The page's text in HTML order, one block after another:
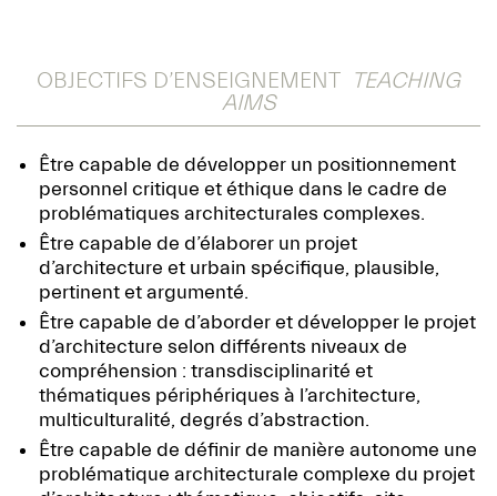
OBJECTIFS D’ENSEIGNEMENT TEACHING
AIMS
Être capable de développer un positionnement
personnel critique et éthique dans le cadre de
problématiques architecturales complexes.
Être capable de d’élaborer un projet
d’architecture et urbain spécifique, plausible,
pertinent et argumenté.
Être capable de d’aborder et développer le projet
d’architecture selon différents niveaux de
compréhension : transdisciplinarité et
thématiques périphériques à l’architecture,
multiculturalité, degrés d’abstraction.
Être capable de définir de manière autonome une
problématique architecturale complexe du projet